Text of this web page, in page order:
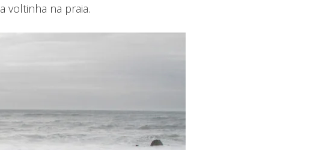
voltinha na praia.